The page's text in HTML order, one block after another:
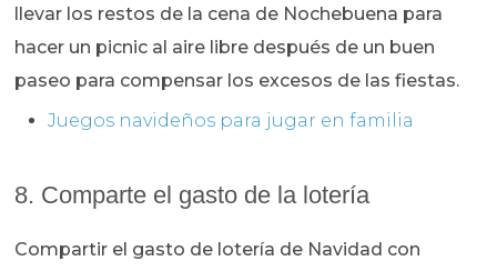
llevar los restos de la cena de Nochebuena para
hacer un picnic al aire libre después de un buen
paseo para compensar los excesos de las fiestas.
Juegos navideños para jugar en familia
8. Comparte el gasto de la lotería
Compartir el gasto de lotería de Navidad con